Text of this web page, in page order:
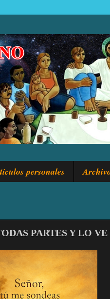
personales
PARTES Y LO